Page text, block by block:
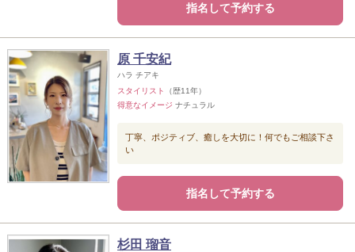
指名して予約する
原 千安紀
ハラ チアキ
スタイリスト
（歴11年）
得意なイメージ ナチュラル
丁寧、ポジティブ、癒しを大切に！何でもご相談下さ
い
指名して予約する
杉田 瑠音